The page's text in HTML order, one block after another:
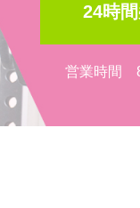
24時間
営業時間